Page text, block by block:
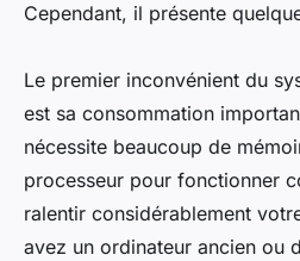
Cependant, il présente
Le premier inconvénient du
est sa consommation
nécessite beaucoup de
processeur pour fonctionner
ralentir considérablement
avez un ordinateur ancien ou